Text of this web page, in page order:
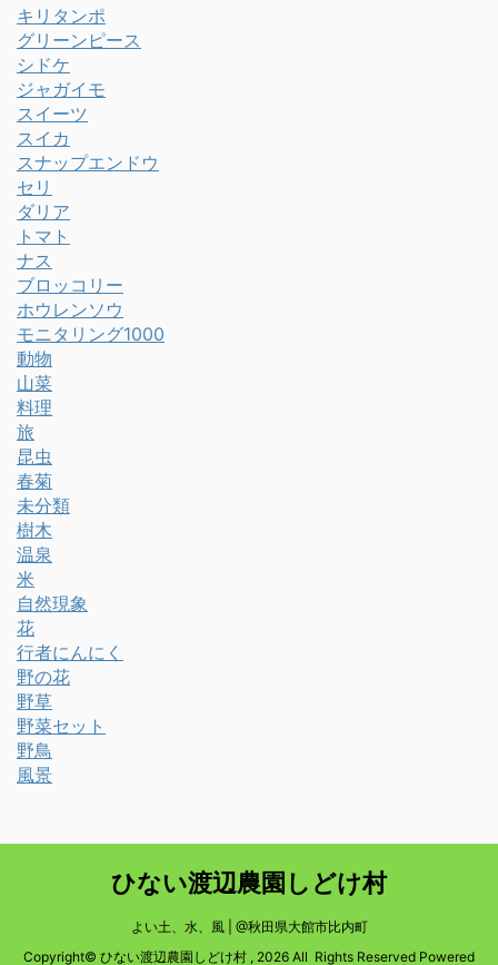
キリタンポ
グリーンピース
シドケ
ジャガイモ
スイーツ
スイカ
スナップエンドウ
セリ
ダリア
トマト
ナス
ブロッコリー
ホウレンソウ
モニタリング1000
動物
山菜
料理
旅
昆虫
春菊
未分類
樹木
温泉
米
自然現象
花
行者にんにく
野の花
野草
野菜セット
野鳥
風景
ひない渡辺農園しどけ村
よい土、水、風 | @秋田県大館市比内町
Copyright© ひない渡辺農園しどけ村 , 2026 All Rights Reserved Powered